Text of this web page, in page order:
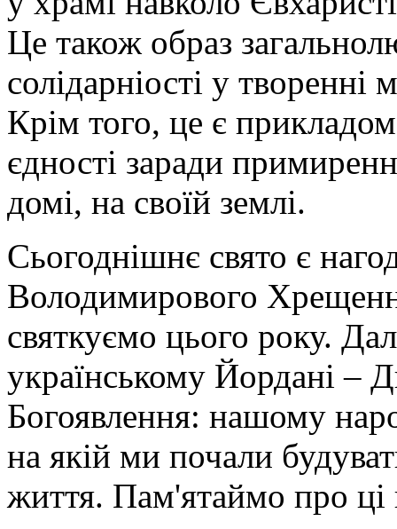
Це також образ
солідарніості у творенні
Крім того, це є
єдності заради
домі, на своїй землі.
Сьогоднішнє свято є
Володимирового
святкуємо цього року.
українському Йордані –
Богоявлення: нашому
на якій ми почали
життя. Пам'ятаймо про ці